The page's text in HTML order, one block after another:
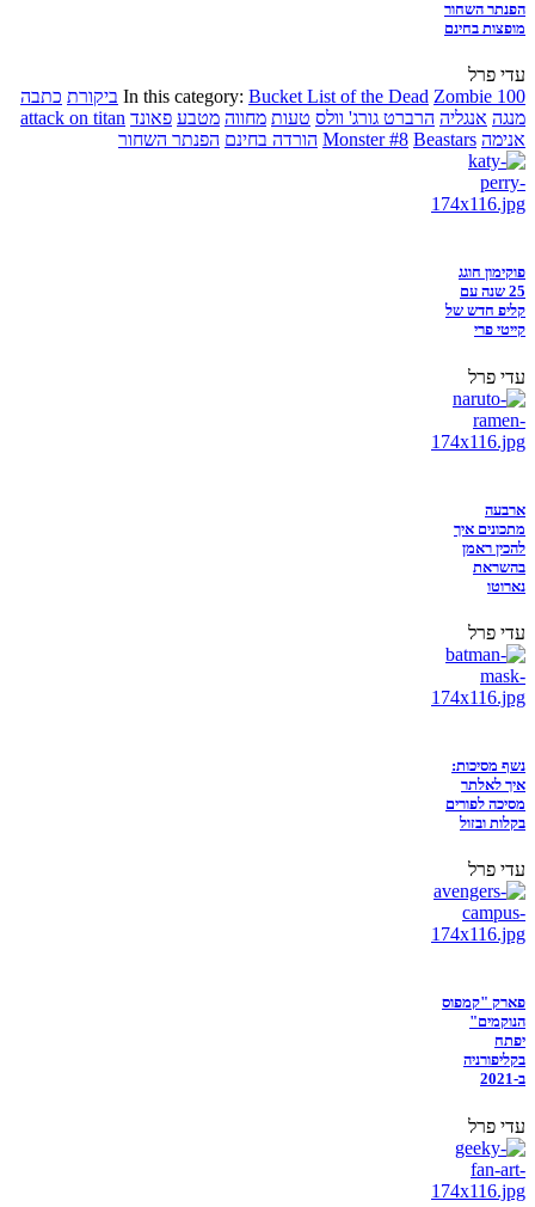
הפנתר השחור
מופצות בחינם
עדי פרל
In this category: Bucket List of the Dead Zombie 100 ביקורת כתבה
מנגה אנגליה הרברט גורג' וולס טעות מחווה מטבע פאונד attack on titan
אנימה
Monster #8 Beastars הורדה בחינם הפנתר השחור
פוקימון חוגג
25 שנה עם
קליפ חדש של
קייטי פרי
עדי פרל
ארבעה
מתכונים איך
להכין ראמן
בהשראת
נארוטו
עדי פרל
נשף מסיכות:
איך לאלתר
מסיכה לפורים
בקלות ובזול
עדי פרל
פארק "קמפוס
הנוקמים"
יפתח
בקליפורניה
ב-2021
עדי פרל